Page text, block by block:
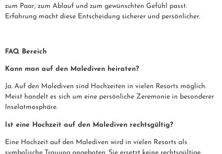
zum Paar, zum Ablauf und zum gewünschten Gefühl passt.
Erfahrung macht diese Entscheidung sicherer und persönlicher.
FAQ Bereich
Kann man auf den Malediven heiraten?
Ja. Auf den Malediven sind Hochzeiten in vielen Resorts möglich.
Meist handelt es sich um eine persönliche Zeremonie in besonderer
Inselatmosphäre.
Ist eine Hochzeit auf den Malediven rechtsgültig?
Eine Hochzeit auf den Malediven wird in vielen Resorts als